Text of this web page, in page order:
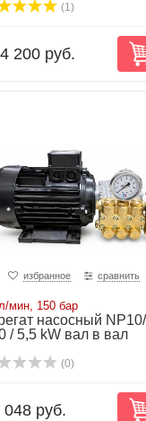
(1)
200 руб.
избранное сравнить
мин, 150 бар
насосный
/ 5,5 kW вал в вал
(0)
048 руб.